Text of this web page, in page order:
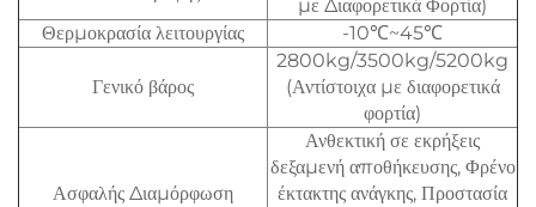
με Διαφορετικά Φορτία)
Θερμοκρασία λειτουργίας
-10℃~45℃
Γενικό βάρος
2800kg/3500kg/5200kg
(Αντίστοιχα με διαφορετικά
φορτία)
Ασφαλής Διαμόρφωση
Ανθεκτική σε εκρήξεις
δεξαμενή αποθήκευσης, Φρένο
έκτακτης ανάγκης, Προστασία